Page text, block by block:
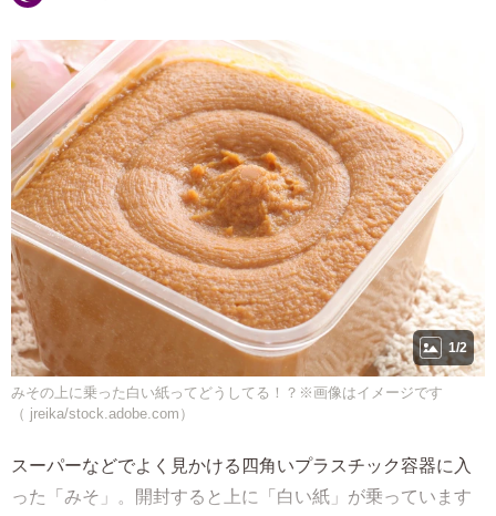
1/2
みその上に乗った白い紙ってどうしてる！？※画像はイメージです
（ jreika/stock.adobe.com）
スーパーなどでよく見かける四角いプラスチック容器に入
った「みそ」。開封すると上に「白い紙」が乗っています